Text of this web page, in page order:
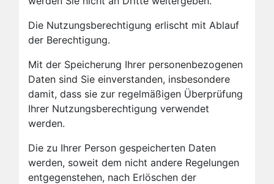
Die Nutzungsberechtigung erlischt mit Ablauf
der Berechtigung.
Mit der Speicherung Ihrer personenbezogenen
Daten sind Sie einverstanden, insbesondere
damit, dass sie zur regelmäßigen Überprüfung
Ihrer Nutzungsberechtigung verwendet
werden.
Die zu Ihrer Person gespeicherten Daten
werden, soweit dem nicht andere Regelungen
entgegenstehen, nach Erlöschen der